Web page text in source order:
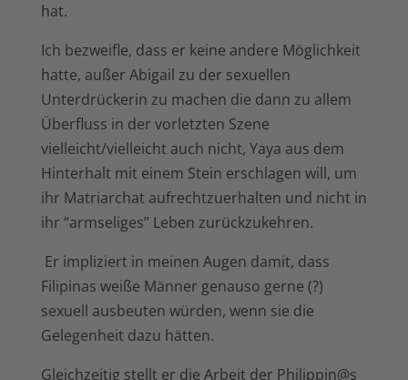
hat.
Ich bezweifle, dass er keine andere Möglichkeit
hatte, außer Abigail zu der sexuellen
Unterdrückerin zu machen die dann zu allem
Überfluss in der vorletzten Szene
vielleicht/vielleicht auch nicht, Yaya aus dem
Hinterhalt mit einem Stein erschlagen will, um
ihr Matriarchat aufrechtzuerhalten und nicht in
ihr “armseliges” Leben zurückzukehren.
Er impliziert in meinen Augen damit, dass
Filipinas weiße Männer genauso gerne (?)
sexuell ausbeuten würden, wenn sie die
Gelegenheit dazu hätten.
Gleichzeitig stellt er die Arbeit der Philippin@s